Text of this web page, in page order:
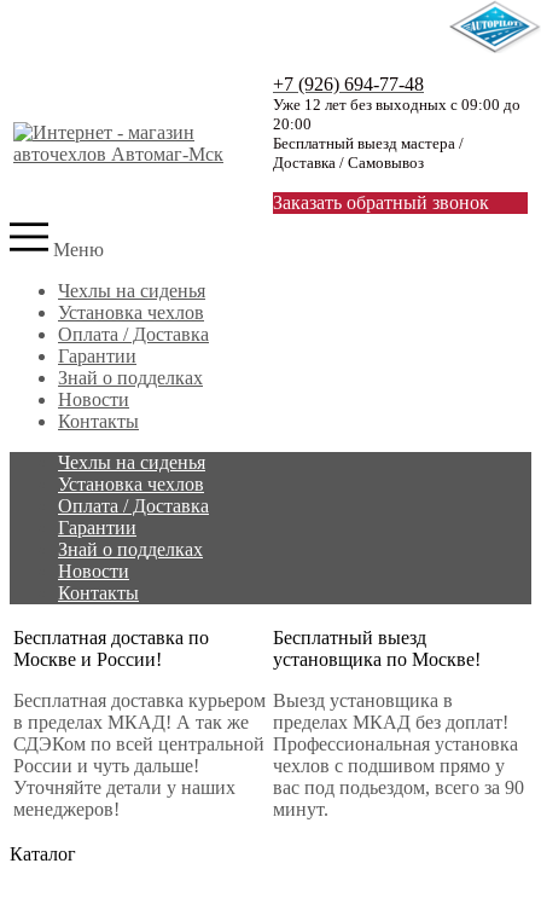
+7 (926) 694-77-48
Уже 12 лет без выходных с 09:00 до
20:00
Бесплатный выезд мастера /
Доставка / Самовывоз
Заказать обратный звонок
Меню
Чехлы на сиденья
Установка чехлов
Оплата / Доставка
Гарантии
Знай о подделках
Новости
Контакты
Чехлы на сиденья
Установка чехлов
Оплата / Доставка
Гарантии
Знай о подделках
Новости
Контакты
Бесплатная доставка по
Москве и России!
Бесплатная доставка курьером
в пределах МКАД! А так же
СДЭКом по всей центральной
России и чуть дальше!
Уточняйте детали у наших
менеджеров!
Бесплатный выезд
установщика по Москве!
Выезд установщика в
пределах МКАД без доплат!
Профессиональная установка
чехлов с подшивом прямо у
вас под подьездом, всего за 90
минут.
Каталог